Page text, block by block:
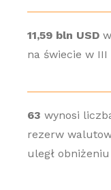
11,59 bln USD
na świecie w
63 wynosi
rezerw
uległ obniżeniu